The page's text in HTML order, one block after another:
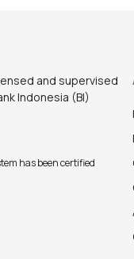
and supervised
Indonesia (BI)
has been certified